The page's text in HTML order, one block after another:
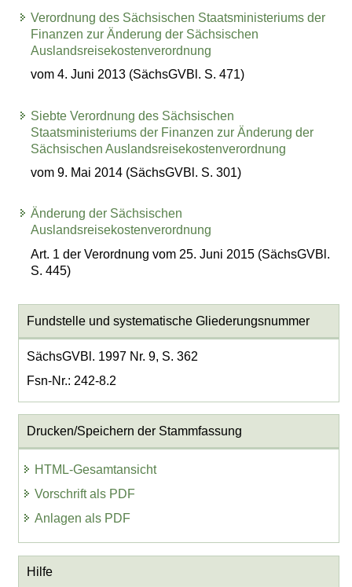
Verordnung des Sächsischen Staatsministeriums der
Finanzen zur Änderung der Sächsischen
Auslandsreisekostenverordnung
vom 4. Juni 2013 (SächsGVBl. S. 471)
Siebte Verordnung des Sächsischen
Staatsministeriums der Finanzen zur Änderung der
Sächsischen Auslandsreisekostenverordnung
vom 9. Mai 2014 (SächsGVBl. S. 301)
Änderung der Sächsischen
Auslandsreisekostenverordnung
Art. 1 der Verordnung vom 25. Juni 2015 (SächsGVBl.
S. 445)
Fundstelle und systematische Gliederungsnummer
SächsGVBl. 1997 Nr. 9, S. 362
Fsn-Nr.: 242-8.2
Drucken/Speichern der Stammfassung
HTML-Gesamtansicht
Vorschrift als PDF
Anlagen als PDF
Hilfe